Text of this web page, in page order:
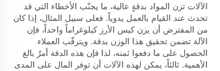
الآلات تزن المواد بدقةٍ عالية، ما يجنّب الأخطاء التي قد
تحدث عند القيام بالعمل يدوياً. فعلى سبيل المثال، إذا كان
من المفترض أن يزن كيس الأرز كيلوغراماً واحداً، فإن
الآلة تضمن تحقيق هذا الوزن بدقة. ويترقّب العملاء
الحصول على ما دفعوا ثمنه، لذا فإن هذه الدقة أمرٌ بالغ
الأهمية. ثالثاً، يمكن لهذه الآلات أن توفر المال على المدى